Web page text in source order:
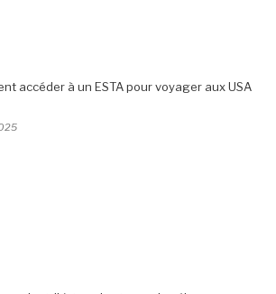
accéder à un ESTA pour voyager aux USA